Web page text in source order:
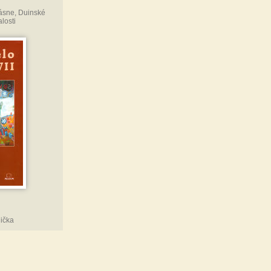
Duinské